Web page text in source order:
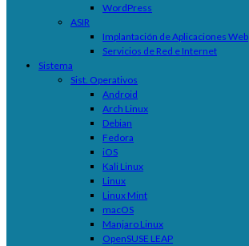
WordPress
ASIR
Implantación de Aplicaciones Web
Servicios de Red e Internet
Sistema
Sist. Operativos
Android
Arch Linux
Debian
Fedora
iOS
Kali Linux
Linux
Linux Mint
macOS
Manjaro Linux
OpenSUSE LEAP